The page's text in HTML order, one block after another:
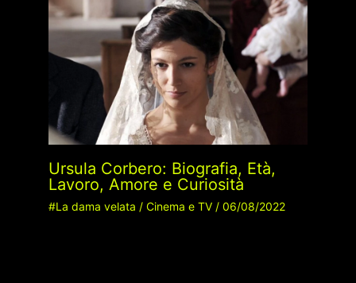
Ursula Corbero: Biografia, Età,
Lavoro, Amore e Curiosità
#La dama velata / Cinema e TV/ 06/08/2022